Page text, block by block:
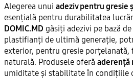
Alegerea unui adeziv pentru gresie
esențială pentru durabilitatea
DOMIC.MD găsiți adezivi pe bază
plastifianți de ultimă generație,
exterior, pentru gresie porțelanată,
naturală. Produsele oferă aderență
umiditate și stabilitate în condițiile